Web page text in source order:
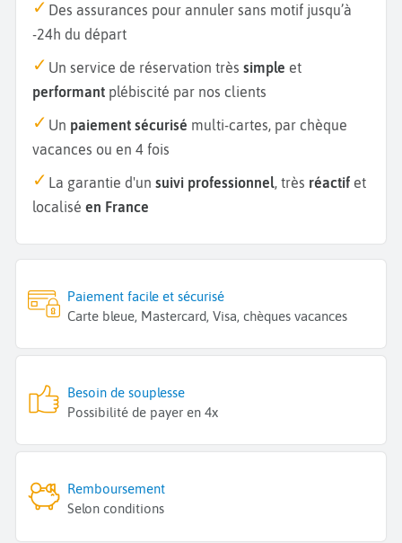
Des assurances pour annuler sans motif jusqu’à
-24h du départ
Un service de réservation très simple et
performant plébiscité par nos clients
Un paiement sécurisé multi-cartes, par chèque
vacances ou en 4 fois
La garantie d'un suivi professionnel, très réactif et
localisé en France
Paiement facile et sécurisé
Carte bleue, Mastercard, Visa, chèques vacances
Besoin de souplesse
Possibilité de payer en 4x
Remboursement
Selon conditions